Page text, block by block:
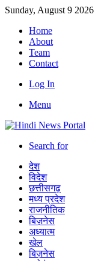
Sunday, August 9 2026
Home
About
Team
Contact
Log In
Menu
Search for
देश
विदेश
छत्तीसगढ़
मध्य प्रदेश
राजनीतिक
बिज़नेस
अध्यात्म
खेल
बिज़नेस